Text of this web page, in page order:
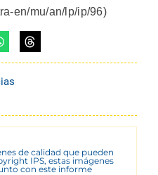
en/mu/an/lp/ip/96)
de calidad que pueden
IPS, estas imágenes
con este informe